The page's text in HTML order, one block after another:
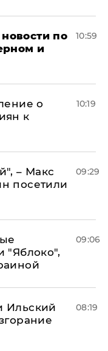
по
и
10:59
о
к
10:19
– Макс
посетили
09:29
"Яблоко",
09:06
Ильский
08:19